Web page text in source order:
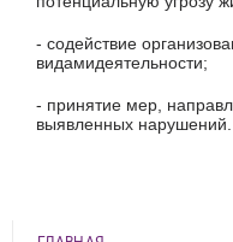
- содействие
видамидеятельности;
- принятие мер,
выявленных нарушений.